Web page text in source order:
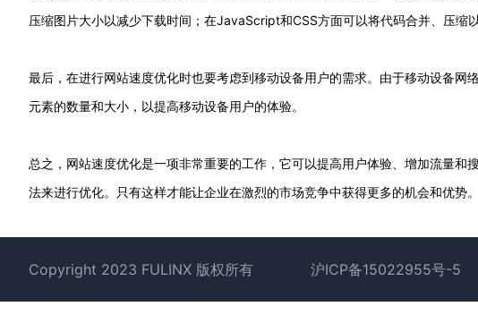
压缩图片大小以减少下载时间；在JavaScript和CSS方面可以将代码合并、压缩
最后，在进行网站速度优化时也要考虑到移动设备用户的需求。由于移动设备
元素的数量和大小，以提高移动设备用户的体验。
总之，网站速度优化是一项非常重要的工作，它可以提高用户体验、增加流量
法来进行优化。只有这样才能让企业在激烈的市场竞争中获得更多的机会和优势。
Copyright 2023 FULINX 版权所有 沪ICP备15022955号-5